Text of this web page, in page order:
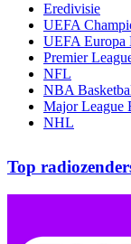
Eredivisie
UEFA
UEFA Europa
Premier
NFL
NBA
Major League
NHL
Top